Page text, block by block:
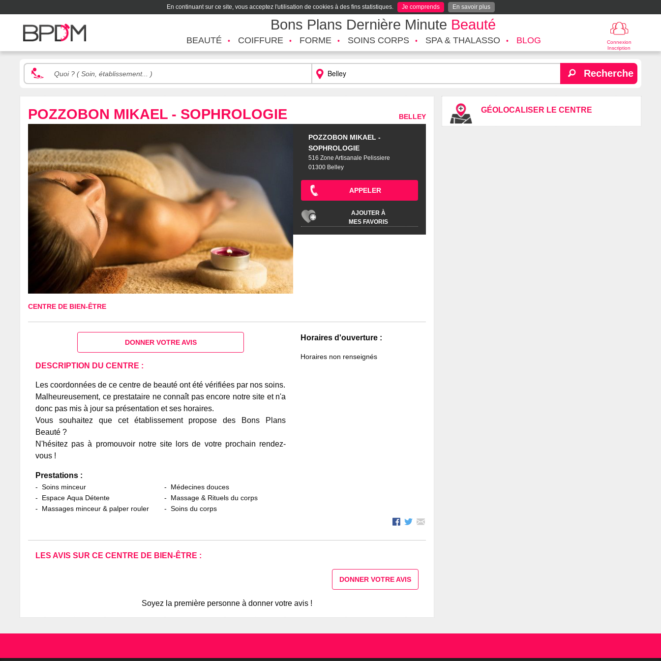
En continuant sur ce site, vous acceptez l'utilisation de cookies à des fins statistiques. Je comprends En savoir plus
Bons Plans Dernière Minute Beauté
Connexion
Inscription
BEAUTÉ COIFFURE FORME SOINS CORPS SPA & THALASSO BLOG
Recherche
GÉOLOCALISER LE CENTRE
POZZOBON MIKAEL - SOPHROLOGIE BELLEY
POZZOBON MIKAEL -
SOPHROLOGIE
516 Zone Artisanale Pelissiere
01300 Belley
APPELER
AJOUTER À
MES FAVORIS
CENTRE DE BIEN-ÊTRE
Horaires d'ouverture :
Horaires non renseignés
DONNER VOTRE AVIS
DESCRIPTION DU CENTRE :
Les coordonnées de ce centre de beauté ont été vérifiées par nos soins.
Malheureusement, ce prestataire ne connaît pas encore notre site et n'a
donc pas mis à jour sa présentation et ses horaires.
Vous souhaitez que cet établissement propose des Bons Plans
Beauté ?
N'hésitez pas à promouvoir notre site lors de votre prochain rendez-
vous !
Prestations :
Soins minceur
Espace Aqua Détente
Massages minceur & palper rouler
Médecines douces
Massage & Rituels du corps
Soins du corps
LES AVIS SUR CE CENTRE DE BIEN-ÊTRE :
DONNER VOTRE AVIS
Soyez la première personne à donner votre avis !